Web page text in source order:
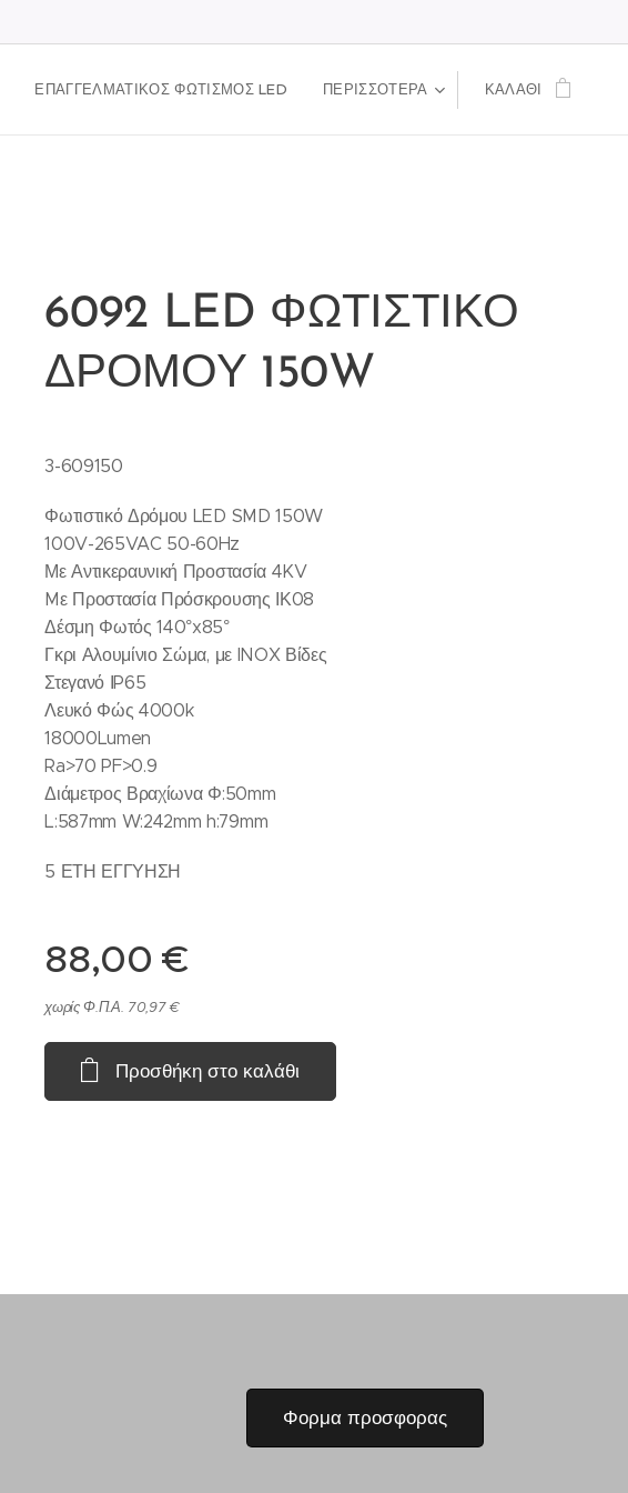
ΕΠΑΓΓΕΛΜΑΤΙΚΟΣ ΦΩΤΙΣΜΟΣ LED ΠΕΡΙΣΣΌΤΕΡΑ ΚΑΛΆΘΙ
6092 LED ΦΩΤΙΣΤΙΚΟ
ΔΡΟΜΟΥ 150W
3-609150
Φωτιστικό Δρόμου LED SMD 150W
100V-265VAC 50-60Hz
Με Αντικεραυνική Προστασία 4KV
Mε Προστασία Πρόσκρουσης ΙΚ08
Δέσμη Φωτός 140°x85°
Γκρι Αλουμίνιο Σώμα, με INOX Βίδες
Στεγανό ΙP65
Λευκό Φώς 4000k
18000Lumen
Ra>70 PF>0.9
Διάμετρος Βραχίωνα Φ:50mm
L:587mm W:242mm h:79mm
5 ΕΤΗ ΕΓΓΥΗΣΗ
88,00 €
χωρίς Φ.Π.Α. 70,97 €
Προσθήκη στο καλάθι
Φορμα προσφορας